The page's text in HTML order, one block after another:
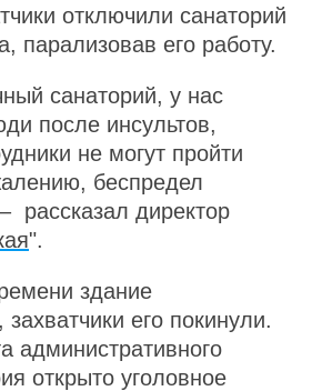
отключили санаторий
парализовав его работу.
санаторий, у нас
после инсультов,
не могут пройти
беспредел
рассказал директор
".
здание
его покинули.
административного
открыто уголовное